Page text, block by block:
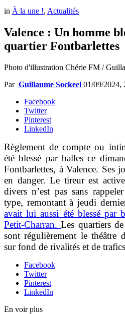
in À la une !, Actualités
Valence : Un homme
quartier Fontbarlettes
Photo d'illustration Chérie FM /
Par Guillaume Sockeel 01/09/2024,
Facebook
Twitter
Pinterest
LinkedIn
Règlement de compte ou
été blessé par balles ce
Fontbarlettes, à Valence. Ses
en danger. Le tireur est
divers n’est pas sans
type, remontant à jeudi
avait lui aussi été blessé par
Petit-Charran.Les quartiers
sont régulièrement le théâtre
sur fond de rivalités et de
Facebook
Twitter
Pinterest
LinkedIn
En voir plus